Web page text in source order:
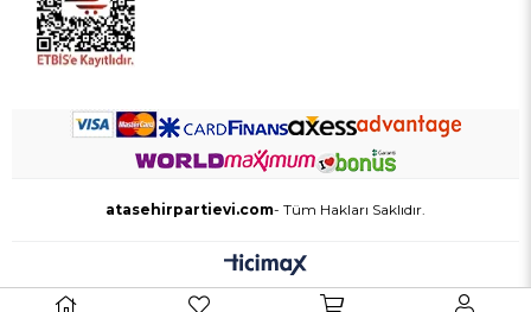
atasehirpartievi.com- Tüm Hakları Saklıdır.